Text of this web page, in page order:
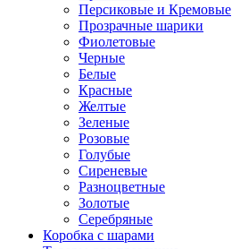
Персиковые и Кремовые
Прозрачные шарики
Фиолетовые
Черные
Белые
Красные
Желтые
Зеленые
Розовые
Голубые
Сиреневые
Разноцветные
Золотые
Серебряные
Коробка с шарами